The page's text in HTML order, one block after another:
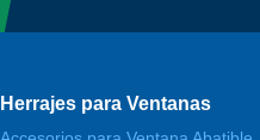
Herrajes para Ventanas